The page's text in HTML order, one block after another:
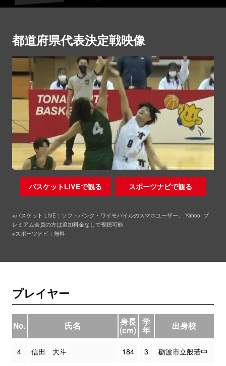
都道府県代表決定戦映像
バスケットLIVEで観る スポーツナビで観る
※バスケット LIVE：ソフトバンク・ワイモバイルのスマホユーザー、 Yahoo! プ
レミアム会員の方は追加料金なしで視聴可能
※スポーツナビ：無料
プレイヤー
No. 氏名 身長
(cm)
学
年 出身校
4 信田 大斗 184 3 砺波市立般若中